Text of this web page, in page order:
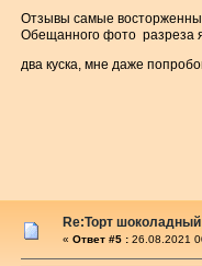
Отзывы самые
Обещанного фото разреза
два куска, мне даже
Re:Торт
« Ответ #5 : 26.08.2021